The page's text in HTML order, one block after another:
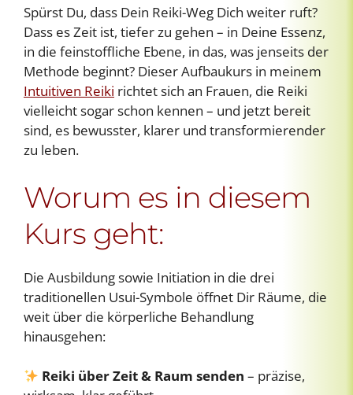
Spürst Du, dass Dein Reiki-Weg Dich weiter ruft?
Dass es Zeit ist, tiefer zu gehen – in Deine Essenz,
in die feinstoffliche Ebene, in das, was jenseits der
Methode beginnt? Dieser Aufbaukurs in meinem
Intuitiven Reiki richtet sich an Frauen, die Reiki
vielleicht sogar schon kennen – und jetzt bereit
sind, es bewusster, klarer und transformierender
zu leben.
Worum es in diesem
Kurs geht:
Die Ausbildung sowie Initiation in die drei
traditionellen Usui-Symbole öffnet Dir Räume, die
weit über die körperliche Behandlung
hinausgehen:
Reiki über Zeit & Raum senden – präzise,